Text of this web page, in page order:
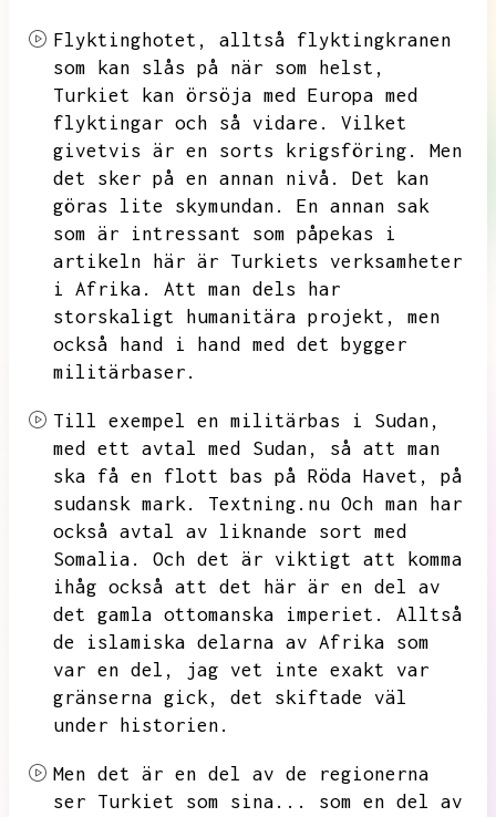
Flyktinghotet,
alltså flyktingkranen
som kan slås på när som helst,
Turkiet kan örsöja med Europa med
flyktingar och så vidare.
Vilket
givetvis är en sorts krigsföring.
Men
det sker på en annan nivå.
Det kan
göras lite skymundan.
En annan sak
som är intressant som påpekas i
artikeln här är Turkiets verksamheter
i Afrika.
Att man dels har
storskaligt humanitära projekt,
men
också hand i hand med det bygger
militärbaser.
Till exempel en militärbas i Sudan,
med ett avtal med Sudan,
så att man
ska få en flott bas på Röda Havet,
på
sudansk mark.
Textning.nu Och man har
också avtal av liknande sort med
Somalia.
Och det är viktigt att komma
ihåg också att det här är en del av
det gamla ottomanska imperiet.
Alltså
de islamiska delarna av Afrika som
var en del,
jag vet inte exakt var
gränserna gick,
det skiftade väl
under historien.
Men det är en del av de regionerna
ser Turkiet som sina...
som en del av